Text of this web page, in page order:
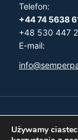
Telefon:
+44 74 5638
+48 530 447
E-mail:
© 2026
Używamy